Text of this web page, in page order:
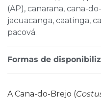
(AP), canarana, cana-
jacuacanga, caatinga,
pacová.
Formas de
A Cana-do-Brejo (